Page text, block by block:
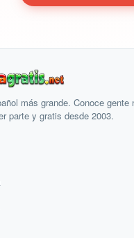
más grande. Conoce gente
parte y gratis desde 2003.